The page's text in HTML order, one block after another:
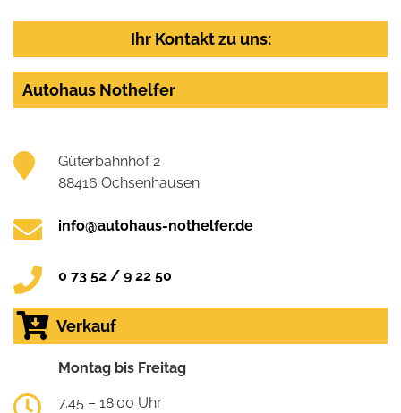
Ihr Kontakt zu uns:
Autohaus Nothelfer
Güterbahnhof 2
88416 Ochsenhausen
info@autohaus-nothelfer.de
0 73 52 / 9 22 50
Verkauf
Montag bis Freitag
7.45 – 18.00 Uhr